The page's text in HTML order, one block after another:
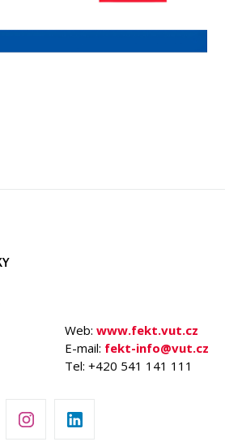
Web: www.fekt.vut.cz
E-mail: fekt-info@vut.cz
Tel: +420 541 141 111